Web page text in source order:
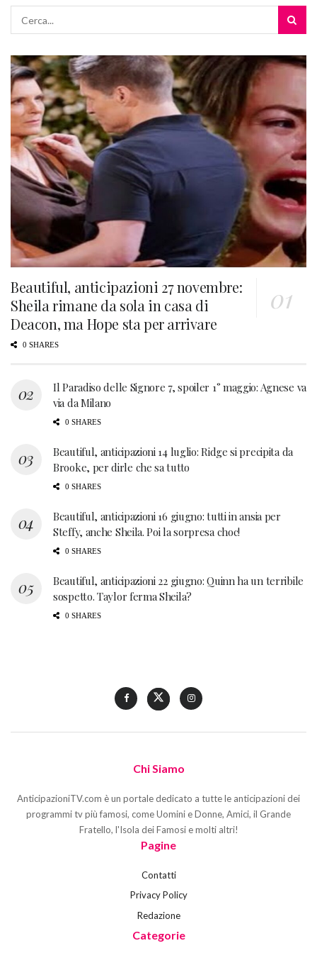
Beautiful, anticipazioni 27 novembre:
Sheila rimane da sola in casa di
Deacon, ma Hope sta per arrivare
0 SHARES
Il Paradiso delle Signore 7, spoiler 1° maggio: Agnese va
via da Milano
0 SHARES
Beautiful, anticipazioni 14 luglio: Ridge si precipita da
Brooke, per dirle che sa tutto
0 SHARES
Beautiful, anticipazioni 16 giugno: tutti in ansia per
Steffy, anche Sheila. Poi la sorpresa choc!
0 SHARES
Beautiful, anticipazioni 22 giugno: Quinn ha un terribile
sospetto. Taylor ferma Sheila?
0 SHARES
Chi Siamo
AnticipazioniTV.com è un portale dedicato a tutte le anticipazioni dei
programmi tv più famosi, come Uomini e Donne, Amici, il Grande
Fratello, l'Isola dei Famosi e molti altri!
Pagine
Contatti
Privacy Policy
Redazione
Categorie